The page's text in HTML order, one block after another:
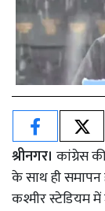
श्रीनगर। कांग्रेस
के साथ ही समापन
कश्मीर स्टेडियम